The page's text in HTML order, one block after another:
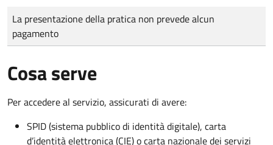
Tipo di pagamento
Importo
La presentazione della pratica non prevede alcun
pagamento
Cosa serve
Per accedere al servizio, assicurati di avere:
SPID (sistema pubblico di identità digitale), carta
d’identità elettronica (CIE) o carta nazionale dei servizi